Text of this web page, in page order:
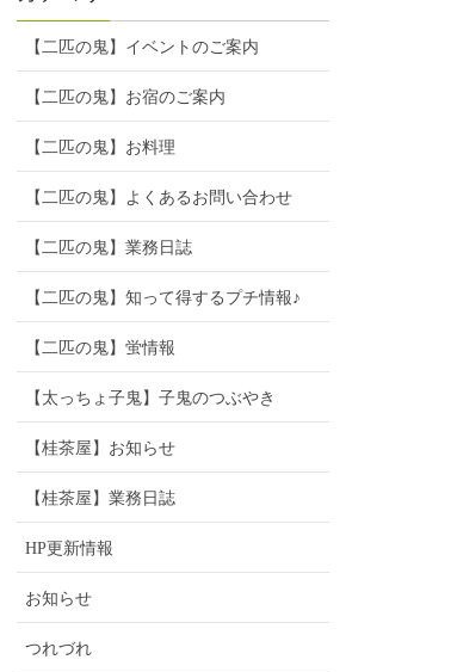
【二匹の鬼】イベントのご案内
【二匹の鬼】お宿のご案内
【二匹の鬼】お料理
【二匹の鬼】よくあるお問い合わせ
【二匹の鬼】業務日誌
【二匹の鬼】知って得するプチ情報♪
【二匹の鬼】蛍情報
【太っちょ子鬼】子鬼のつぶやき
【桂茶屋】お知らせ
【桂茶屋】業務日誌
HP更新情報
お知らせ
つれづれ